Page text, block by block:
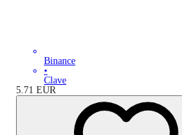
Binance
•
Clave
5.71 EUR